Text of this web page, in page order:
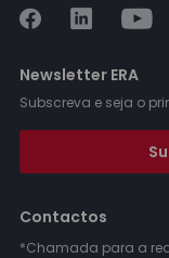
Newsletter ERA
Subscreva e seja o
Contactos
*Chamada para a